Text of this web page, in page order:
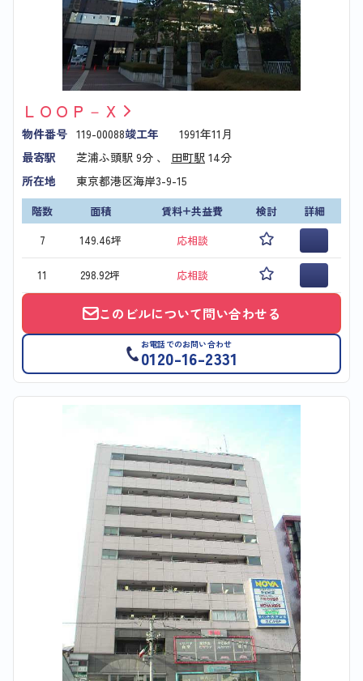
ＬＯＯＰ－Ｘ
物件番号 119-00088竣工年
1991年11月
最寄駅
芝浦ふ頭駅 9分 、 田町駅 14分
所在地
東京都港区海岸3-9-15
階数 面積 賃料+共益費 検討
詳細
7
149.46坪 応相談
11 298.92坪 応相談
このビルについて問い合わせる
お電話でのお問い合わせ
0120-16-2331